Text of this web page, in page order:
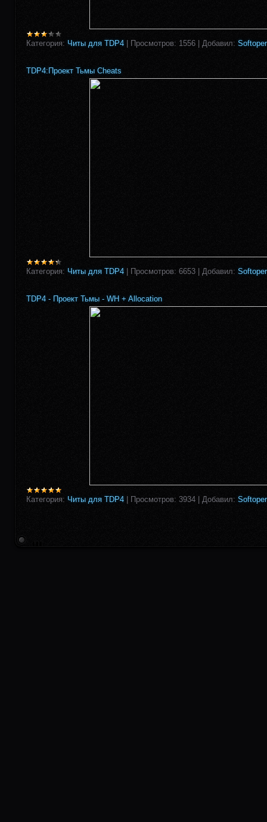
Категория: Читы для TDP4 Просмотров: 1556 Добавил: Softoper
TDP4:Проект Тьмы Cheats
Категория: Читы для TDP4 Просмотров: 6653 Добавил: Softoper
TDP4 - Проект Тьмы - WH + Allocation
Категория: Читы для TDP4 Просмотров: 3934 Добавил: Softoper